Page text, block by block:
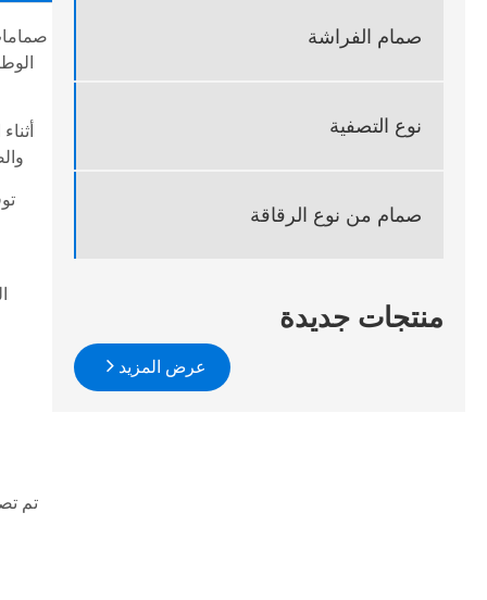
صمام الفراشة
نوع التصفية
صمام من نوع الرقاقة
منتجات جديدة
عرض المزيد